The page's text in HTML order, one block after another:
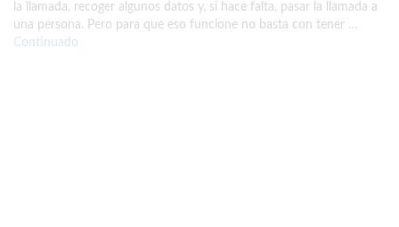
la llamada, recoger algunos datos y, si hace falta, pasar la llamada a
una persona. Pero para que eso funcione no basta con tener …
Continuado